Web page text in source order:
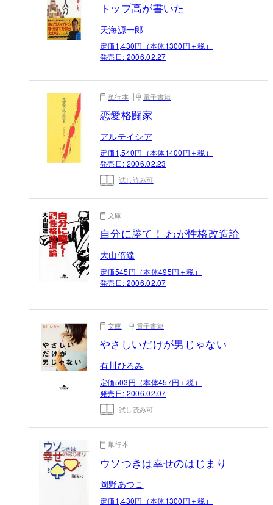
トップ高が書いた
天海源一郎
定価1,430円（本体1300円＋税）
発売日: 2006.02.27
単行本 電子書籍
恋愛格闘家
アルテイシア
定価1,540円（本体1400円＋税）
発売日: 2006.02.23
試し読み可
文庫
自分に勝て！ わが性格改造論
大山倍達
定価545円（本体495円＋税）
発売日: 2006.02.07
文庫 電子書籍
やさしいだけが男じゃない
有川ひろみ
定価503円（本体457円＋税）
発売日: 2006.02.07
試し読み可
単行本
ウソつきは幸せのはじまり
岡野あつこ
定価1,430円（本体1300円＋税）